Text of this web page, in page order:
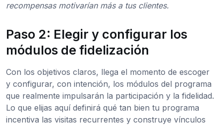
recompensas motivarían más a tus clientes.
Paso 2: Elegir y configurar los
módulos de fidelización
Con los objetivos claros, llega el momento de escoger
y configurar, con intención, los módulos del programa
que realmente impulsarán la participación y la fidelidad.
Lo que elijas aquí definirá qué tan bien tu programa
incentiva las visitas recurrentes y construye vínculos